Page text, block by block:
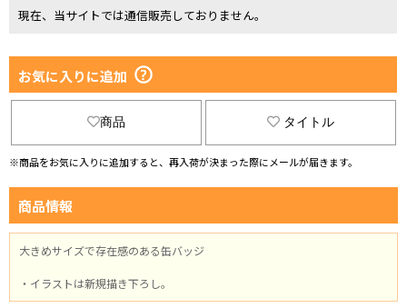
現在、当サイトでは通信販売しておりません。
お気に入りに追加
商品 タイトル
※商品をお気に入りに追加すると、再入荷が決まった際にメールが届きます。
商品情報
大きめサイズで存在感のある缶バッジ
・イラストは新規描き下ろし。